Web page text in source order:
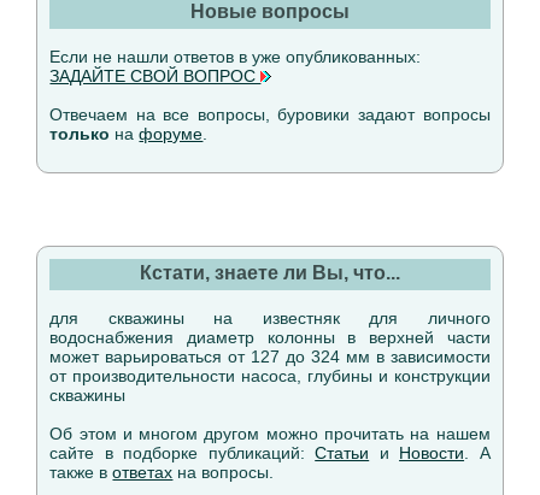
Новые вопросы
Если не нашли ответов в уже опубликованных:
ЗАДАЙТЕ СВОЙ ВОПРОС
Отвечаем на все вопросы, буровики задают вопросы
только нафоруме
Кстати, знаете ли Вы, что...
для скважины на известняк для личного
водоснабжения диаметр колонны в верхней части
может варьироваться от 127 до 324 мм в зависимости
от производительности насоса, глубины и конструкции
скважины
Об этом и многом другом можно прочитать на нашем
сайте в подборке публикаций:Статьи и Новости . А
также вответах на вопросы.